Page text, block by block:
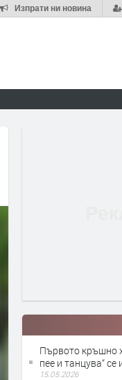
Изпрати ни новина
Първото кръшно
пее и танцува“
15.05.2026